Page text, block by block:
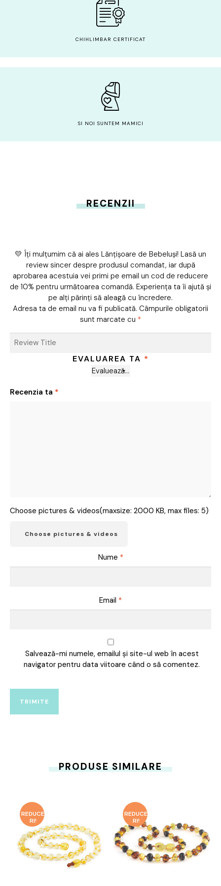
CHIHLIMBAR CERTIFICAT
SI NOI SUNTEM MAMICI
RECENZII
💛 Îți mulțumim că ai ales Lănțișoare de Bebeluși! Lasă un
review sincer despre produsul comandat, iar după
aprobarea acestuia vei primi pe email un cod de reducere
de 10% pentru următoarea comandă. Experiența ta îi ajută și
pe alți părinți să aleagă cu încredere.
Adresa ta de email nu va fi publicată. Câmpurile obligatorii
sunt marcate cu *
EVALUAREA TA *
Recenzia ta *
Choose pictures & videos(maxsize: 2000 KB, max files: 5)
Choose pictures & videos
Nume *
Email *
Salvează-mi numele, emailul și site-ul web în acest
navigator pentru data viitoare când o să comentez.
PRODUSE SIMILARE
REDUCE
RI!
REDUCE
RI!